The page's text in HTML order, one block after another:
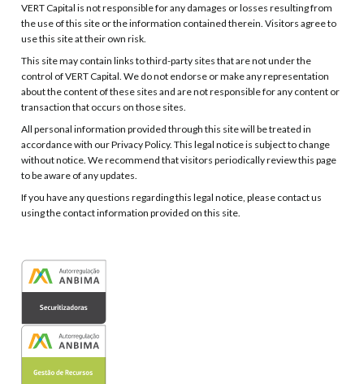
VERT Capital is not responsible for any damages or losses resulting from
the use of this site or the information contained therein. Visitors agree to
use this site at their own risk.
This site may contain links to third-party sites that are not under the
control of VERT Capital. We do not endorse or make any representation
about the content of these sites and are not responsible for any content or
transaction that occurs on those sites.
All personal information provided through this site will be treated in
accordance with our Privacy Policy. This legal notice is subject to change
without notice. We recommend that visitors periodically review this page
to be aware of any updates.
If you have any questions regarding this legal notice, please contact us
using the contact information provided on this site.